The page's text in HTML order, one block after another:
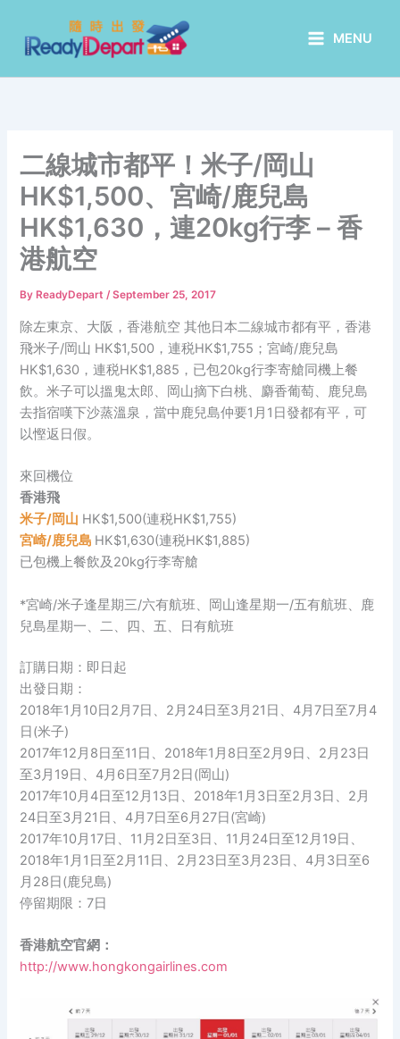
content
MENU
二線城市都平！米子/岡山
HK$1,500、宮崎/鹿兒島
HK$1,630，連20kg行李 – 香
港航空
By ReadyDepart/September 25, 2017
除左東京、大阪，香港航空 其他日本二線城市都有平，香港
飛米子/岡山 HK$1,500，連税HK$1,755；宮崎/鹿兒島
HK$1,630，連税HK$1,885，已包20kg行李寄艙同機上餐
飲。米子可以搵鬼太郎、岡山摘下白桃、麝香葡萄、鹿兒島
去指宿嘆下沙蒸溫泉，當中鹿兒島仲要1月1日發都有平，可
以慳返日假。
來回機位
香港飛
米子/岡山 HK$1,500(連税HK$1,755)
宮崎/鹿兒島 HK$1,630(連税HK$1,885)
已包機上餐飲及20kg行李寄艙
*宮崎/米子逢星期三/六有航班、岡山逢星期一/五有航班、鹿
兒島星期一、二、四、五、日有航班
訂購日期：即日起
出發日期：
2018年1月10日2月7日、2月24日至3月21日、4月7日至7月4
日(米子)
2017年12月8日至11日、2018年1月8日至2月9日、2月23日
至3月19日、4月6日至7月2日(岡山)
2017年10月4日至12月13日、2018年1月3日至2月3日、2月
24日至3月21日、4月7日至6月27日(宮崎)
2017年10月17日、11月2日至3日、11月24日至12月19日、
2018年1月1日至2月11日、2月23日至3月23日、4月3日至6
月28日(鹿兒島)
停留期限：7日
香港航空官網：
http://www.hongkongairlines.com